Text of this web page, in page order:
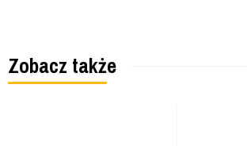
Zobacz także